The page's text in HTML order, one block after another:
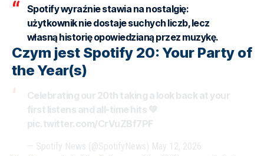
Spotify wyraźnie stawia na nostalgię:
użytkownik nie dostaje suchych liczb, lecz
własną historię opowiedzianą przez muzykę.
Czym jest Spotify 20: Your Party of
the Year(s)
Celebrating our 20th taking a look back at your
first listens and all-time hits 💚
pic.twitter.com/CrVuZBf7PF
— Spotify News (@SpotifyNews) May 12, 2026